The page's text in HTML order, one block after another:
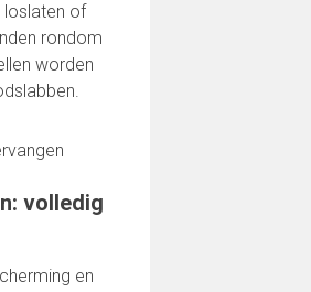
loslaten of
rondom
worden
volledig
en